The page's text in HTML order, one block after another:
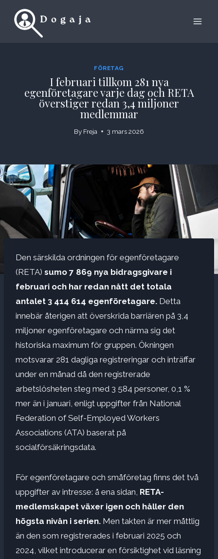
FÖRETAG
I februari tillkom 281 nya
egenföretagare varje dag och RETA
överstiger redan 3,4 miljoner
medlemmar
By Freja 3 mars 2026
Den särskilda ordningen för egenföretagare
(RETA) sumo 7 869 nya bidragsgivare i
februari och har redan nått det totala
antalet 3 414 614 egenföretagare. Detta
innebär återigen att överskrida barriären på 3,4
miljoner egenföretagare och närma sig det
historiska maximum för gruppen. Ökningen
motsvarar 281 dagliga registreringar och inträffar
under en månad då den registrerade
arbetslösheten steg med 3 584 personer, 0,1 %
mer än i januari, enligt uppgifter från National
Federation of Self-Employed Workers
Associations (ATA) baserat på
socialförsäkringsdata.
För egenföretagare och småföretag finns det två
uppgifter av intresse: å ena sidan, RETA-
medlemskapet växer igen och håller den
högsta nivån i serien. Men takten är mer måttlig
än den som registrerades i februari 2025 och
2024, vilket introducerar en försiktighet vid läsning